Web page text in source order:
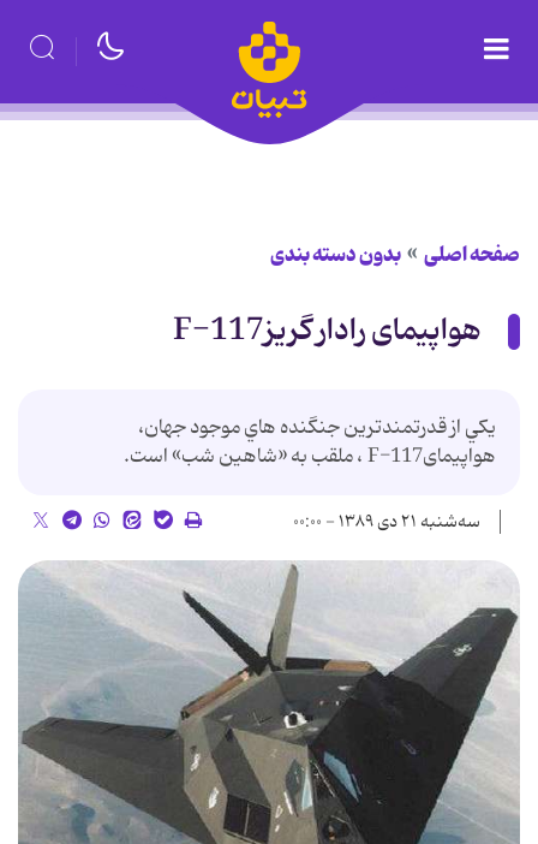
صفحه اصلی بدون دسته بندی
هواپيمای رادار گریزF-117
يكي از قدرتمندترين جنگنده هاي موجود جهان،
هواپيمایF-117 ، ملقب به «شاهين شب» است.
سه‌شنبه ۲۱ دی ۱۳۸۹ - ۰۰:۰۰